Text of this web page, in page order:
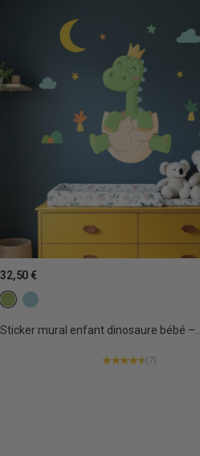
Sticker mural enfant dinosaure bébé –...
32,50 €
(7)
c14 VertC30 Mystique claire